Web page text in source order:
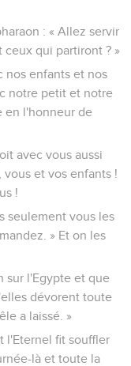
: « Allez servir
qui partiront ? »
nos enfants et nos
notre petit et notre
en l'honneur de
avec vous aussi
et vos enfants !
!
seulement vous les
» Et on les
sur l'Egypte et que
dévorent toute
a laissé. »
l'Eternel fit souffler
là et toute la